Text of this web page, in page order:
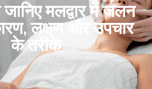
मलद्वार में जलन
लक्षण और उपचार
के तरीके